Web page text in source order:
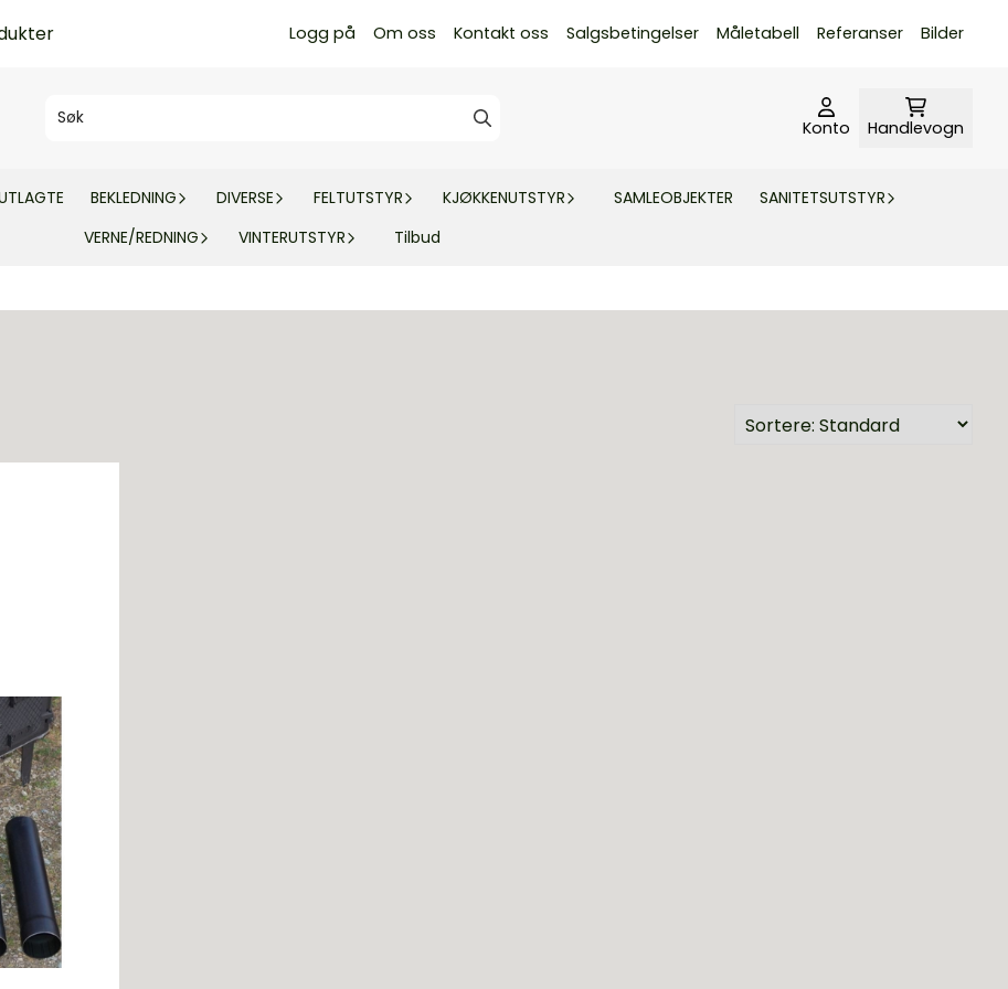
Logg på Om oss Kontakt oss Salgsbetingelser Måletabell Referanser Bilder
Konto Handlevogn
BEKLEDNING DIVERSE FELTUTSTYR KJØKKENUTSTYR SAMLEOBJEKTER
SANITETSUTSTYR
VERNE/REDNING
VINTERUTSTYR Tilbud